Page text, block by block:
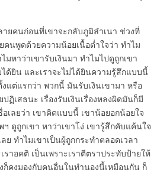
ยคนก่อนที่เขาจะกลับภูมิลำเนา ช่วงที่
นพูดด้วยความน้อยเนื้อต่ำใจว่า ทำไม
มหาว่าเขารับเงินมา ทำไมไปดูถูกเขา
ได้ยิน และเราจะไม่ได้ยินความรู้สึกแบบนี้
แต่แรกว่า พวกนี้ มันรับเงินเขามา หรือ
ฏิเสธนะ เรื่องรับเงินเรื่องหลงผิดมันก็มี
เลยว่า เขาคิดแบบนี้ เขาน้อยอกน้อยใจ
ฯ ดูถูกเขา หาว่าเขาโง่ เขารู้สึกคับแค้นใจ
ย ทำไมเขาเป็นผู้ถูกกระทำตลอดเวลา
ราอคติ เป็นเพราะเราตีตราประทับป้ายให้
ก็คงมองกับคนอื่นในทำนองนี้เหมือนกัน ก็